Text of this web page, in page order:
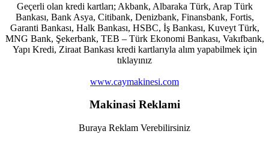
Geçerli olan kredi kartları; Akbank, Albaraka Türk, Arap Türk
Bankası, Bank Asya, Citibank, Denizbank, Finansbank, Fortis,
Garanti Bankası, Halk Bankası, HSBC, İş Bankası, Kuveyt Türk,
MNG Bank, Şekerbank, TEB – Türk Ekonomi Bankası, Vakıfbank,
Yapı Kredi, Ziraat Bankası kredi kartlarıyla alım yapabilmek için
tıklayınız
www.caymakinesi.com
Makinasi Reklami
Buraya Reklam Verebilirsiniz